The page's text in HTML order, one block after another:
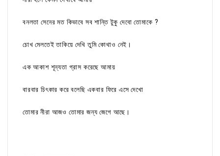
বনলতা সেনের মত কিভাবে সব শান্তি টুকু দেবো তোমাকে ?
চোখ মেলতেই তাকিয়ে দেখি তুমি কোথাও নেই।
এক আকাশ শূন্যতা গ্রাস করেছে আমায়
বারবার চিৎকার করে বলেছি একবার ফিরে এসে দেখো
তোমার নীরা আজও তোমার জন্য জেগে আছে।